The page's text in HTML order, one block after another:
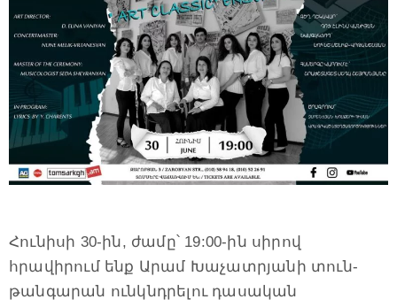
Հունիսի 30-ին, ժամը՝ 19:00-ին սիրով
հրավիրում ենք Արամ Խաչատրյանի տուն-
թանգարան ունկնդրելու դասական